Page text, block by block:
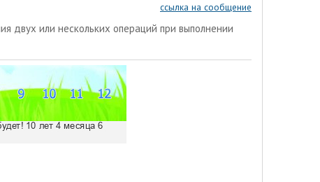
ссылка на сообщение
двух или нескольких операций при выполнении